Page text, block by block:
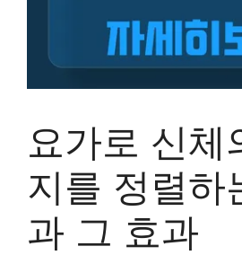
요가로 신체
지를 정렬하
과 그 효과